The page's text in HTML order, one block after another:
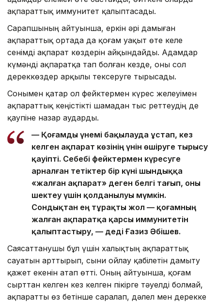
ақпараттық иммунитет қалыптасады.
Сарапшының айтуынша, еркін әрі дамыған
ақпараттық ортада да қоғам уақыт өте келе
сенімді ақпарат көздерін айқындайды. Адамдар
күмәнді ақпаратқа тап болған кезде, оны сол
дереккөздер арқылы тексеруге тырысады.
Сонымен қатар ол фейктермен күрес желеуімен
ақпараттық кеңістікті шамадан тыс реттеудің де
қаупіне назар аударды.
— Қоғамды үнемі бақылауда ұстап, кез
келген ақпарат көзінің үнін өшіруге тырысу
қауіпті. Себебі фейктермен күресуге
арналған тетіктер бір күні шындыққа
«жалған ақпарат» деген белгі тағып, оны
шектеу үшін қолданылуы мүмкін.
Сондықтан ең тұрақты жол — қоғамның
жалған ақпаратқа қарсы иммунитетін
қалыптастыру, — деді Ғазиз Әбішев.
Саясаттанушы бұл үшін халықтың ақпараттық
сауатын арттырып, сыни ойлау қабілетін дамыту
қажет екенін атап өтті. Оның айтуынша, қоғам
сырттан келген кез келген пікірге тәуелді болмай,
ақпаратты өз бетінше саралап, дәлел мен дерекке